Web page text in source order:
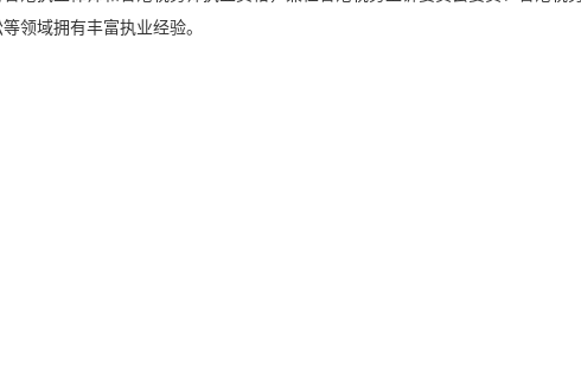
领域拥有丰富执业经验。